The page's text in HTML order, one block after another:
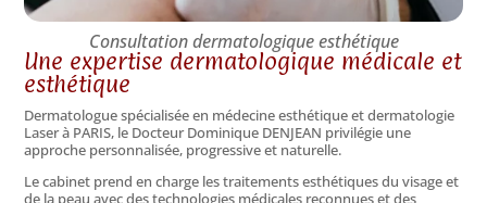
Une expertise dermatologique médicale et
esthétique
Dermatologue spécialisée en médecine esthétique et dermatologie
Laser à PARIS, le Docteur Dominique DENJEAN privilégie une
approche personnalisée, progressive et naturelle.
Le cabinet prend en charge les traitements esthétiques du visage et
de la peau avec des technologies médicales reconnues et des
Consultation dermatologique esthétique